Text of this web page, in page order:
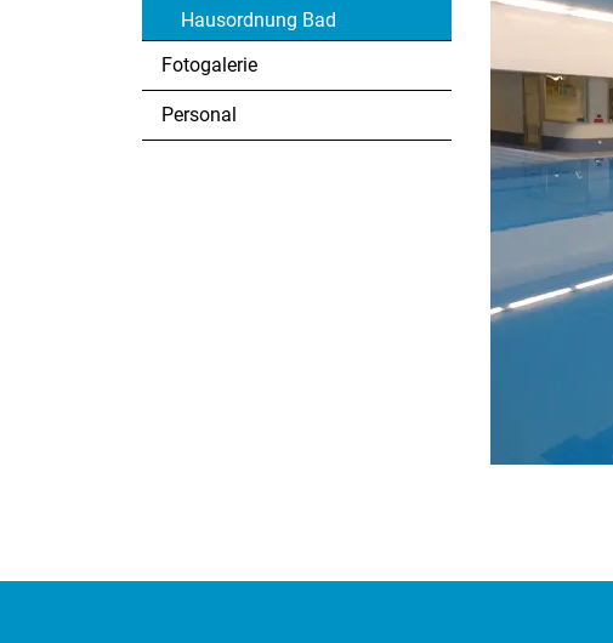
Hausordnung Bad
Fotogalerie
Personal